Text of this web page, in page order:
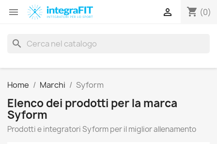
 shopping_cart (0)

search
Home Marchi Syform
Elenco dei prodotti per la marca
Syform
Prodotti e integratori Syform per il miglior allenamento